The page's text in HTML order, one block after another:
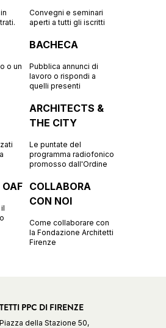
Convegni e seminari
aperti a tutti gli iscritti
o un
BACHECA
Pubblica annunci di
lavoro o rispondi a
quelli presenti
ARCHITECTS &
THE CITY
Le puntate del
programma radiofonico
promosso dall'Ordine
OAF
COLLABORA
CON NOI
Come collaborare con
la Fondazione Architetti
Firenze
PPC DI FIRENZE
della Stazione 50,